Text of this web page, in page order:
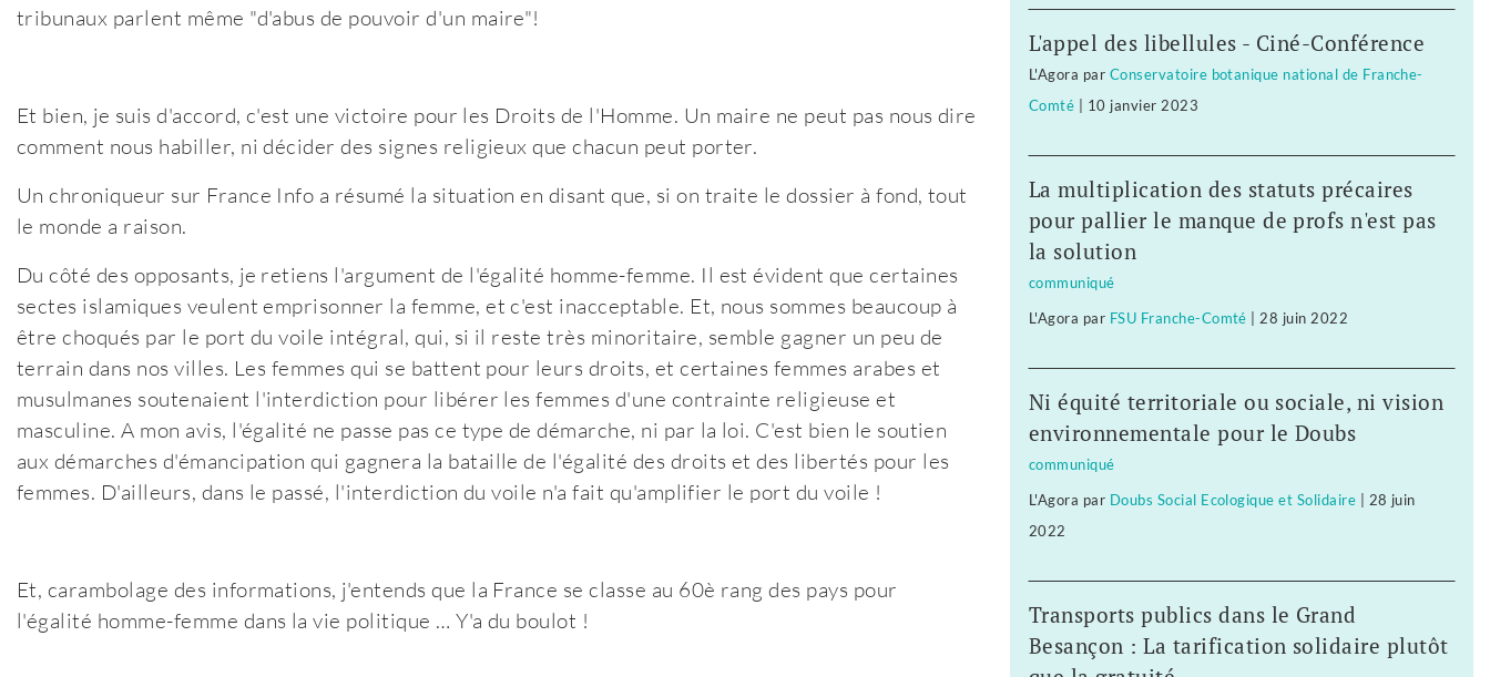
tribunaux parlent même "d'abus de pouvoir d'un maire"!
Et bien, je suis d'accord, c'est une victoire pour les Droits de l'Homme. Un maire ne peut pas nous dire
comment nous habiller, ni décider des signes religieux que chacun peut porter.
Un chroniqueur sur France Info a résumé la situation en disant que, si on traite le dossier à fond, tout
le monde a raison.
Du côté des opposants, je retiens l'argument de l'égalité homme-femme. Il est évident que certaines
sectes islamiques veulent emprisonner la femme, et c'est inacceptable. Et, nous sommes beaucoup à
être choqués par le port du voile intégral, qui, si il reste très minoritaire, semble gagner un peu de
terrain dans nos villes. Les femmes qui se battent pour leurs droits, et certaines femmes arabes et
musulmanes soutenaient l'interdiction pour libérer les femmes d'une contrainte religieuse et
masculine. A mon avis, l'égalité ne passe pas ce type de démarche, ni par la loi. C'est bien le soutien
aux démarches d'émancipation qui gagnera la bataille de l'égalité des droits et des libertés pour les
femmes. D'ailleurs, dans le passé, l'interdiction du voile n'a fait qu'amplifier le port du voile !
Et, carambolage des informations, j'entends que la France se classe au 60è rang des pays pour
l'égalité homme-femme dans la vie politique … Y'a du boulot !
L'appel des libellules - Ciné-Conférence
L'Agora par Conservatoire botanique national de Franche-
Comté
10 janvier 2023
La multiplication des statuts précaires
pour pallier le manque de profs n'est pas
la solution
communiqué
L'Agora par FSU Franche-Comté 28 juin 2022
Ni équité territoriale ou sociale, ni vision
environnementale pour le Doubs
communiqué
L'Agora par Doubs Social Ecologique et Solidaire
28 juin
2022
Transports publics dans le Grand
Besançon : La tarification solidaire plutôt